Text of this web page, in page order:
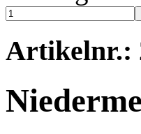
Artikelnr.: